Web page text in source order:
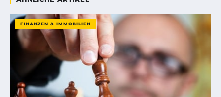
FINANZEN & IMMOBILIEN